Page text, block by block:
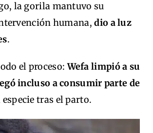
la gorila mantuvo su
humana,dio a luz
.
el proceso:Wefa limpió a su
incluso a consumir parte de
tras el parto.